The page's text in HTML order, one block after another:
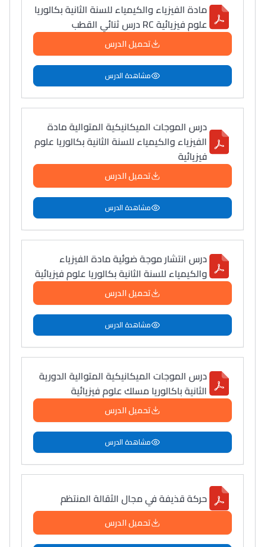
مادة الفيزياء والكيمياء للسنة الثانية بكالوريا
علوم فيزيائية RC درس ثنائي القطب
تحميل الدرس
مشاهدة الدرس
درس الموجات الميكانيكية المتوالية مادة
الفيزياء والكيمياء للسنة الثانية بكالوريا علوم
فيزيائية
تحميل الدرس
مشاهدة الدرس
درس انتشار موجة ضوئية مادة الفيزياء
والكيمياء للسنة الثانية بكالوريا علوم فيزيائية
تحميل الدرس
مشاهدة الدرس
درس الموجات الميكانيكية المتوالية الدورية
الثانية باكالوريا مسلك علوم فيزيائية
تحميل الدرس
مشاهدة الدرس
حركة قذيفة في مجال الثقالة المنتظم
تحميل الدرس